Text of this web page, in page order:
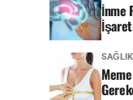
İnme
SAĞLIK